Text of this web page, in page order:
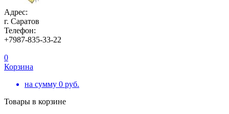
Адрес:
г. Саратов
Телефон:
+7987-835-33-22
0
Корзина
на сумму 0 руб.
Товары в корзине